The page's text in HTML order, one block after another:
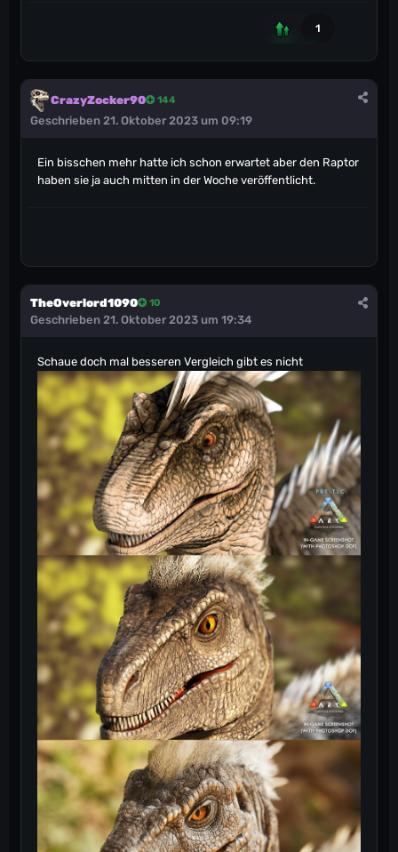
1
CrazyZocker90 144
Geschrieben 21. Oktober 2023 um 09:19
Ein bisschen mehr hatte ich schon erwartet aber den Raptor
haben sie ja auch mitten in der Woche veröffentlicht.
TheOverlord1090 10
Geschrieben 21. Oktober 2023 um 19:34
Schaue doch mal besseren Vergleich gibt es nicht